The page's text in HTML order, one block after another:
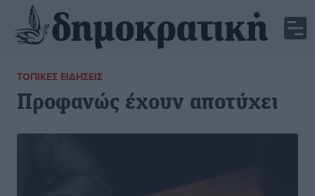
ΤΟΠΙΚΈΣ ΕΙΔΉΣΕΙΣ
Προφανώς έχουν αποτύχει